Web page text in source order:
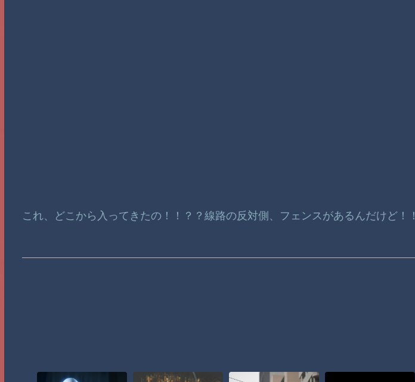
これ、どこから入ってきたの！！？？線路の反対側、フェンスがあるんだけど！！